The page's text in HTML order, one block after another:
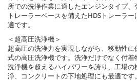
所での洗浄作業に適したエンジンタイプ
トレーラーベースを備えたHDSトレーラ
適です。
＜超高圧洗浄機＞
超高圧の洗浄力を実現しながら、移動性
式の高圧洗浄機です。洗浄だけでなく付
洗浄機を超えるハイパワーを誇り、工場
浄、コンクリートの下地処理にも最適です。